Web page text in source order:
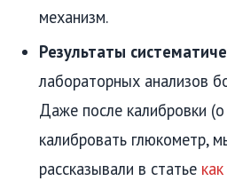
механизм.
Результаты
лабораторных анализов
Даже после калибровки
калибровать глюкометр,
рассказывали в статье